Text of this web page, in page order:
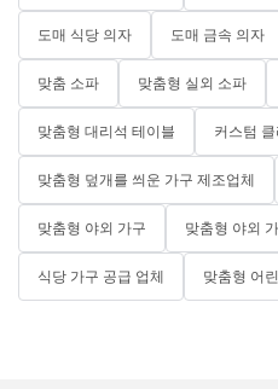
도매 식당 의자 도매 금속 의자
맞춤 소파 맞춤형 실외 소파
맞춤형 대리석 테이블 커스텀
맞춤형 덮개를 씌운 가구 제조업체
맞춤형 야외 가구 맞춤형 야외
식당 가구 공급 업체 맞춤형 어